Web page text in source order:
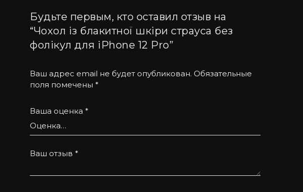
міцний та зносостійкий за рахунок якісної фурнітури.
матиме різний малюнок.
питань.
Будьте первым, кто оставил отзыв на
“Чохол із блакитної шкіри страуса без
фолікул для iPhone 12 Pro”
Ваш адрес email не будет опубликован. Обязательные
поля помечены*
Ваша оценка*
Ваш отзыв*